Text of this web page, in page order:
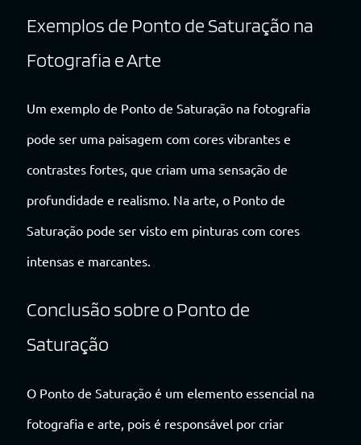
Exemplos de Ponto de Saturação na
Fotografia e Arte
Um exemplo de Ponto de Saturação na fotografia
pode ser uma paisagem com cores vibrantes e
contrastes fortes, que criam uma sensação de
profundidade e realismo. Na arte, o Ponto de
Saturação pode ser visto em pinturas com cores
intensas e marcantes.
Conclusão sobre o Ponto de
Saturação
O Ponto de Saturação é um elemento essencial na
fotografia e arte, pois é responsável por criar